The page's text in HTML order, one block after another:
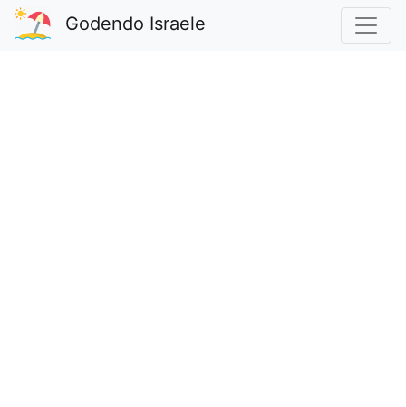
Godendo Israele